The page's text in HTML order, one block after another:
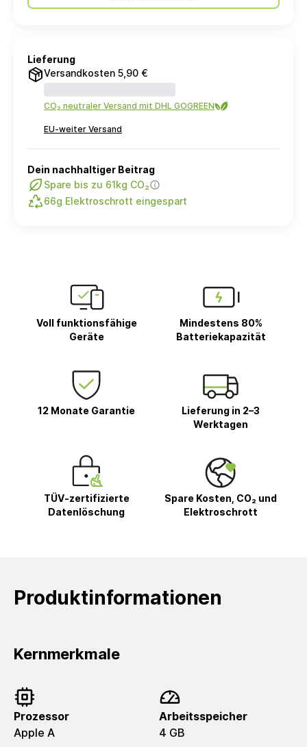
Lieferung
Versandkosten 5,90 €
CO₂ neutraler Versand mit DHL GOGREEN
EU-weiter Versand
Dein nachhaltiger Beitrag
Spare bis zu 61kg CO₂
66g Elektroschrott eingespart
Voll funktionsfähige
Geräte
Mindestens 80%
Batteriekapazität
12 Monate Garantie
Lieferung in 2–3
Werktagen
TÜV-zertifizierte
Datenlöschung
Spare Kosten, CO₂ und
Elektroschrott
Produktinformationen
Kernmerkmale
Prozessor
Apple A
Arbeitsspeicher
4 GB